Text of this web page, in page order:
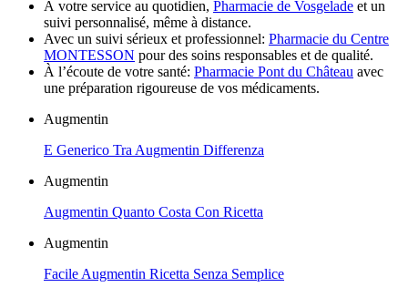
À votre service au quotidien, Pharmacie de Vosgelade et un
suivi personnalisé, même à distance.
Avec un suivi sérieux et professionnel: Pharmacie du Centre
MONTESSON pour des soins responsables et de qualité.
À l’écoute de votre santé: Pharmacie Pont du Château avec
une préparation rigoureuse de vos médicaments.
Augmentin
E Generico Tra Augmentin Differenza
Augmentin
Augmentin Quanto Costa Con Ricetta
Augmentin
Facile Augmentin Ricetta Senza Semplice